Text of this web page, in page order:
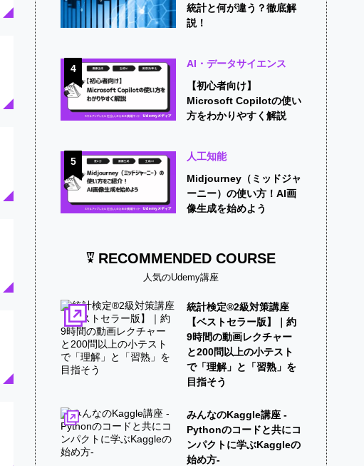
統計と何が違う？徹底解
説！
4
AI・データサイエンス
【初心者向け】
Microsoft Copilotの使い
方をわかりやすく解説
5
人工知能
Midjourney（ミッドジャ
ーニー）の使い方！AI画
像生成を始めよう
RECOMMENDED COURSE
人気のUdemy講座
統計検定®2級対策講座
【ベストセラー版】｜約
9時間の動画レクチャー
と200問以上の小テスト
で「理解」と「習熟」を
目指そう
みんなのKaggle講座 -
Pythonのコードと共にコ
ンパクトに学ぶKaggleの
始め方-